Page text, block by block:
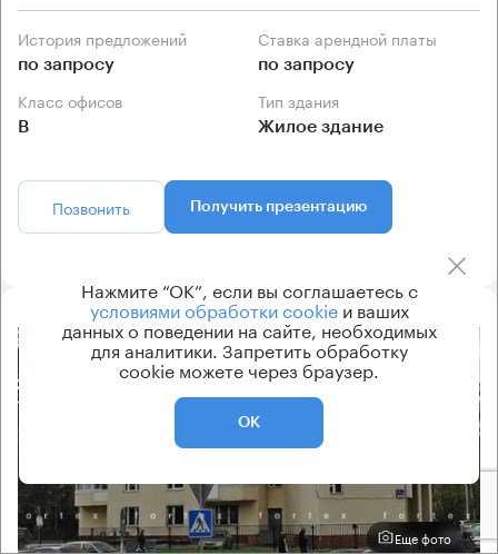
История предложений
по запросу
Ставка арендной платы
по запросу
Класс офисов
B
Тип здания
Жилое здание
Позвонить Получить презентацию
Еще фото
Нажмите “ОК”, если вы соглашаетесь с
условиями обработки cookieи ваших
данных о поведении на сайте, необходимых
для аналитики. Запретить обработку
cookie можете через браузер.
ОК